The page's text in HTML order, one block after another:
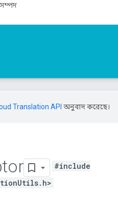
সম্পদ
Translation API অনুবাদ করেছে।
#include